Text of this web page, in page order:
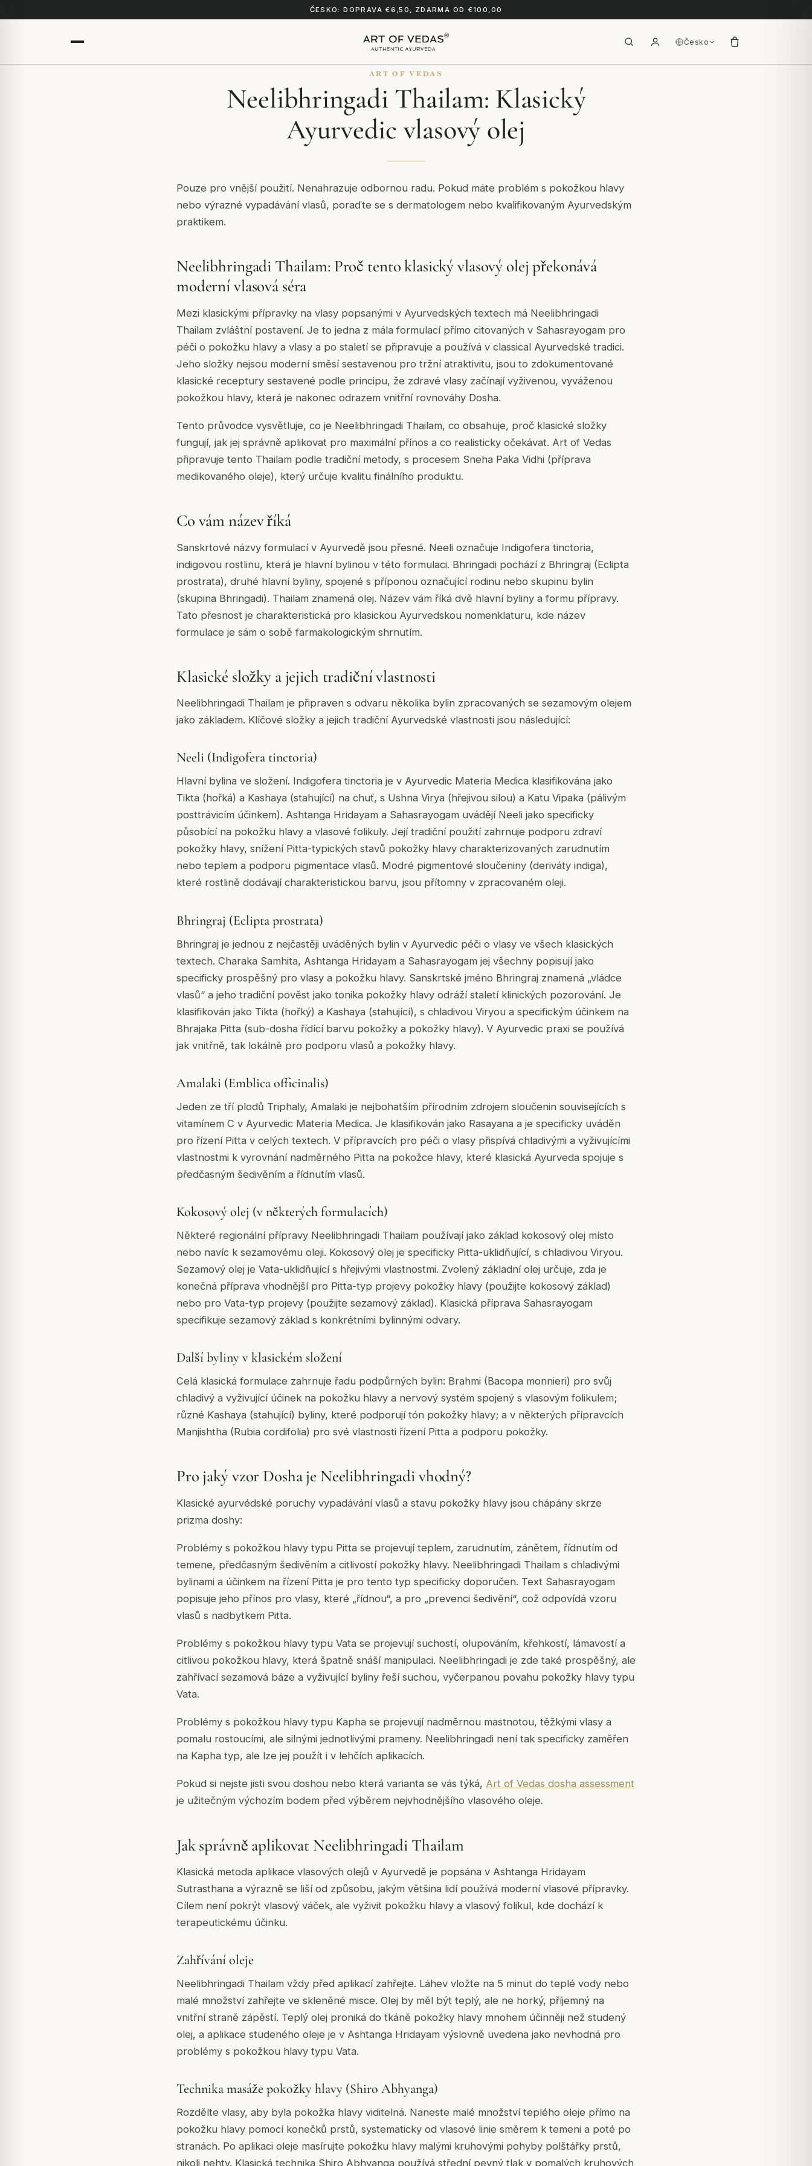
ČESKO: DOPRAVA €6,50, ZDARMA OD €100,00
Česko
ART OF VEDAS
Neelibhringadi Thailam: Klasický
Ayurvedic vlasový olej
Pouze pro vnější použití. Nenahrazuje odbornou radu. Pokud máte problém s pokožkou hlavy
nebo výrazné vypadávání vlasů, poraďte se s dermatologem nebo kvalifikovaným Ayurvedským
praktikem.
Neelibhringadi Thailam: Proč tento klasický vlasový olej překonává
moderní vlasová séra
Mezi klasickými přípravky na vlasy popsanými v Ayurvedských textech má Neelibhringadi
Thailam zvláštní postavení. Je to jedna z mála formulací přímo citovaných v Sahasrayogam pro
péči o pokožku hlavy a vlasy a po staletí se připravuje a používá v classical Ayurvedské tradici.
Jeho složky nejsou moderní směsí sestavenou pro tržní atraktivitu, jsou to zdokumentované
klasické receptury sestavené podle principu, že zdravé vlasy začínají vyživenou, vyváženou
pokožkou hlavy, která je nakonec odrazem vnitřní rovnováhy Dosha.
Tento průvodce vysvětluje, co je Neelibhringadi Thailam, co obsahuje, proč klasické složky
fungují, jak jej správně aplikovat pro maximální přínos a co realisticky očekávat. Art of Vedas
připravuje tento Thailam podle tradiční metody, s procesem Sneha Paka Vidhi (příprava
medikovaného oleje), který určuje kvalitu finálního produktu.
Co vám název říká
Sanskrtové názvy formulací v Ayurvedě jsou přesné. Neeli označuje Indigofera tinctoria,
indigovou rostlinu, která je hlavní bylinou v této formulaci. Bhringadi pochází z Bhringraj (Eclipta
prostrata), druhé hlavní byliny, spojené s příponou označující rodinu nebo skupinu bylin
(skupina Bhringadi). Thailam znamená olej. Název vám říká dvě hlavní byliny a formu přípravy.
Tato přesnost je charakteristická pro klasickou Ayurvedskou nomenklaturu, kde název
formulace je sám o sobě farmakologickým shrnutím.
Klasické složky a jejich tradiční vlastnosti
Neelibhringadi Thailam je připraven s odvaru několika bylin zpracovaných se sezamovým olejem
jako základem. Klíčové složky a jejich tradiční Ayurvedské vlastnosti jsou následující:
Neeli (Indigofera tinctoria)
Hlavní bylina ve složení. Indigofera tinctoria je v Ayurvedic Materia Medica klasifikována jako
Tikta (hořká) a Kashaya (stahující) na chuť, s Ushna Virya (hřejivou silou) a Katu Vipaka (pálivým
posttrávicím účinkem). Ashtanga Hridayam a Sahasrayogam uvádějí Neeli jako specificky
působící na pokožku hlavy a vlasové folikuly. Její tradiční použití zahrnuje podporu zdraví
pokožky hlavy, snížení Pitta-typických stavů pokožky hlavy charakterizovaných zarudnutím
nebo teplem a podporu pigmentace vlasů. Modré pigmentové sloučeniny (deriváty indiga),
které rostlině dodávají charakteristickou barvu, jsou přítomny v zpracovaném oleji.
Bhringraj (Eclipta prostrata)
Bhringraj je jednou z nejčastěji uváděných bylin v Ayurvedic péči o vlasy ve všech klasických
textech. Charaka Samhita, Ashtanga Hridayam a Sahasrayogam jej všechny popisují jako
specificky prospěšný pro vlasy a pokožku hlavy. Sanskrtské jméno Bhringraj znamená „vládce
vlasů“ a jeho tradiční pověst jako tonika pokožky hlavy odráží staletí klinických pozorování. Je
klasifikován jako Tikta (hořký) a Kashaya (stahující), s chladivou Viryou a specifickým účinkem na
Bhrajaka Pitta (sub-dosha řídící barvu pokožky a pokožky hlavy). V Ayurvedic praxi se používá
jak vnitřně, tak lokálně pro podporu vlasů a pokožky hlavy.
Amalaki (Emblica officinalis)
Jeden ze tří plodů Triphaly, Amalaki je nejbohatším přírodním zdrojem sloučenin souvisejících s
vitamínem C v Ayurvedic Materia Medica. Je klasifikován jako Rasayana a je specificky uváděn
pro řízení Pitta v celých textech. V přípravcích pro péči o vlasy přispívá chladivými a vyživujícími
vlastnostmi k vyrovnání nadměrného Pitta na pokožce hlavy, které klasická Ayurveda spojuje s
předčasným šedivěním a řídnutím vlasů.
Kokosový olej (v některých formulacích)
Některé regionální přípravy Neelibhringadi Thailam používají jako základ kokosový olej místo
nebo navíc k sezamovému oleji. Kokosový olej je specificky Pitta-uklidňující, s chladivou Viryou.
Sezamový olej je Vata-uklidňující s hřejivými vlastnostmi. Zvolený základní olej určuje, zda je
konečná příprava vhodnější pro Pitta-typ projevy pokožky hlavy (použijte kokosový základ)
nebo pro Vata-typ projevy (použijte sezamový základ). Klasická příprava Sahasrayogam
specifikuje sezamový základ s konkrétními bylinnými odvary.
Další byliny v klasickém složení
Celá klasická formulace zahrnuje řadu podpůrných bylin: Brahmi (Bacopa monnieri) pro svůj
chladivý a vyživující účinek na pokožku hlavy a nervový systém spojený s vlasovým folikulem;
různé Kashaya (stahující) byliny, které podporují tón pokožky hlavy; a v některých přípravcích
Manjishtha (Rubia cordifolia) pro své vlastnosti řízení Pitta a podporu pokožky.
Pro jaký vzor Dosha je Neelibhringadi vhodný?
Klasické ayurvédské poruchy vypadávání vlasů a stavu pokožky hlavy jsou chápány skrze
prizma doshy:
Problémy s pokožkou hlavy typu Pitta se projevují teplem, zarudnutím, zánětem, řídnutím od
temene, předčasným šedivěním a citlivostí pokožky hlavy. Neelibhringadi Thailam s chladivými
bylinami a účinkem na řízení Pitta je pro tento typ specificky doporučen. Text Sahasrayogam
popisuje jeho přínos pro vlasy, které „řídnou“, a pro „prevenci šedivění“, což odpovídá vzoru
vlasů s nadbytkem Pitta.
Problémy s pokožkou hlavy typu Vata se projevují suchostí, olupováním, křehkostí, lámavostí a
citlivou pokožkou hlavy, která špatně snáší manipulaci. Neelibhringadi je zde také prospěšný, ale
zahřívací sezamová báze a vyživující byliny řeší suchou, vyčerpanou povahu pokožky hlavy typu
Vata.
Problémy s pokožkou hlavy typu Kapha se projevují nadměrnou mastnotou, těžkými vlasy a
pomalu rostoucími, ale silnými jednotlivými prameny. Neelibhringadi není tak specificky zaměřen
na Kapha typ, ale lze jej použít i v lehčích aplikacích.
Pokud si nejste jisti svou doshou nebo která varianta se vás týká, Art of Vedas dosha assessment
je užitečným výchozím bodem před výběrem nejvhodnějšího vlasového oleje.
Jak správně aplikovat Neelibhringadi Thailam
Klasická metoda aplikace vlasových olejů v Ayurvedě je popsána v Ashtanga Hridayam
Sutrasthana a výrazně se liší od způsobu, jakým většina lidí používá moderní vlasové přípravky.
Cílem není pokrýt vlasový váček, ale vyživit pokožku hlavy a vlasový folikul, kde dochází k
terapeutickému účinku.
Zahřívání oleje
Neelibhringadi Thailam vždy před aplikací zahřejte. Láhev vložte na 5 minut do teplé vody nebo
malé množství zahřejte ve skleněné misce. Olej by měl být teplý, ale ne horký, příjemný na
vnitřní straně zápěstí. Teplý olej proniká do tkáně pokožky hlavy mnohem účinněji než studený
olej, a aplikace studeného oleje je v Ashtanga Hridayam výslovně uvedena jako nevhodná pro
problémy s pokožkou hlavy typu Vata.
Technika masáže pokožky hlavy (Shiro Abhyanga)
Rozdělte vlasy, aby byla pokožka hlavy viditelná. Naneste malé množství teplého oleje přímo na
pokožku hlavy pomocí konečků prstů, systematicky od vlasové linie směrem k temeni a poté po
stranách. Po aplikaci oleje masírujte pokožku hlavy malými kruhovými pohyby polštářky prstů,
nikoli nehty. Klasická technika Shiro Abhyanga používá střední pevný tlak v pomalých kruhových